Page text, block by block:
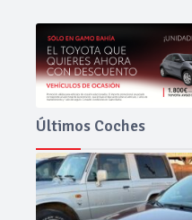
Últimos Coches